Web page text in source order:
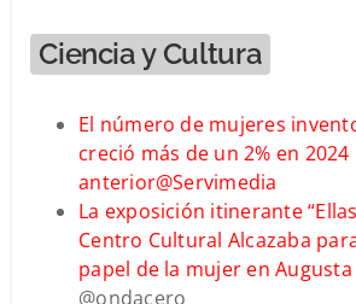
Ciencia y Cultura
El número de mujeres
creció más de un 2% en
anterior@Servimedia
La exposición itinerante
Centro Cultural Alcazaba
papel de la mujer en
@ondacero